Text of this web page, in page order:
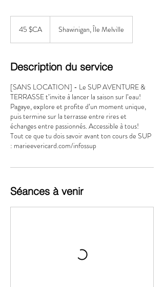
canadiens
45 $CA Shawinigan, Île Melville
Description du service
[SANS LOCATION] - Le SUP AVENTURE &
TERRASSE t’invite à lancer la saison sur l’eau!
Pagaye, explore et profite d’un moment unique,
puis termine sur la terrasse entre rires et
échanges entre passionnés. Accessible à tous!
Tout ce que tu dois savoir avant ton cours de SUP
: marieevericard.com/infossup
Séances à venir